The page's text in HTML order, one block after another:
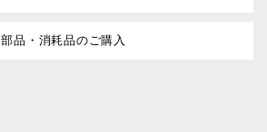
部品・消耗品のご購入